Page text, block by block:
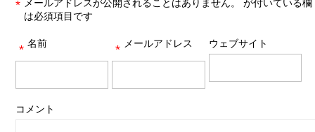
メールアドレスが公開されることはありません。
*
が付いている欄
は必須項目です
名前
* メールアドレス
* ウェブサイト
コメント